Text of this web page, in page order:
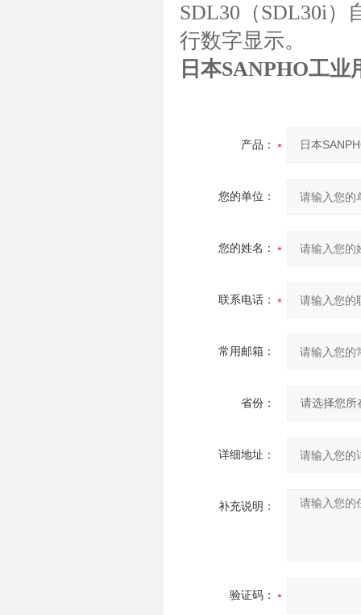
SDL30（SDL30i
行数字显示。
日本SANPHO工
产品：
您的单位：
您的姓名：
联系电话：
常用邮箱：
省份：
详细地址：
补充说明：
验证码：